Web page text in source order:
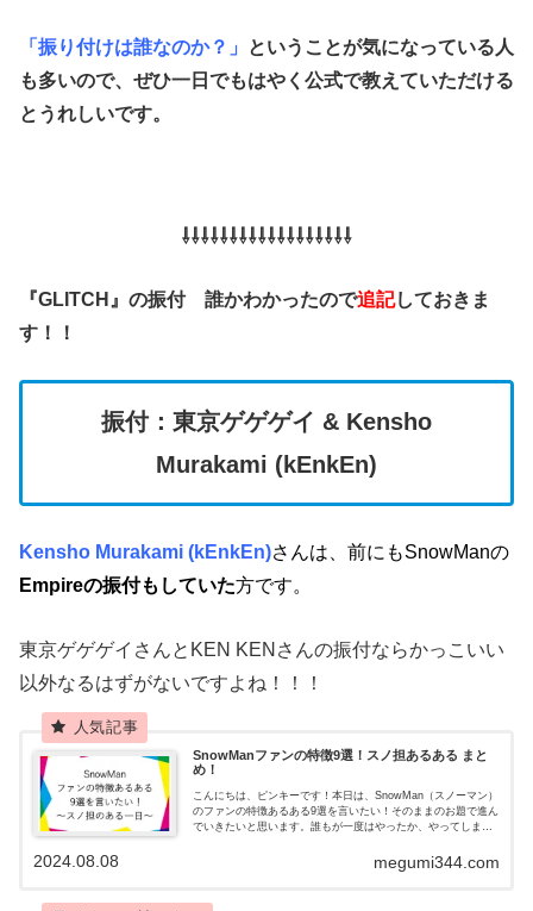
「振り付けは誰なのか？」
ということが気になっている人
も多いので、ぜひ一日でもはやく公式で教えていただける
とうれしいです。
⇩⇩⇩⇩⇩⇩⇩⇩⇩⇩⇩⇩⇩⇩⇩⇩⇩⇩
『GLITCH』の振付 誰かわかったので追記しておきま
す！！
振付： 東京ゲゲゲイ & Kensho
Murakami (kEnkEn)
Kensho Murakami (kEnkEn)さんは、前にもSnowManの
Empireの振付もしていた方です。
東京ゲゲゲイさんとKEN KENさんの振付ならかっこいい
以外なるはずがないですよね！！！
SnowManファンの特徴9選！スノ担あるある まと
め！
こんにちは、ピンキーです！本日は、SnowMan（スノーマン）
のファンの特徴あるある9選を言いたい！そのままのお題で進ん
でいきたいと思います。誰もが一度はやったか、やってしまい
megumi344.com
2024.08.08